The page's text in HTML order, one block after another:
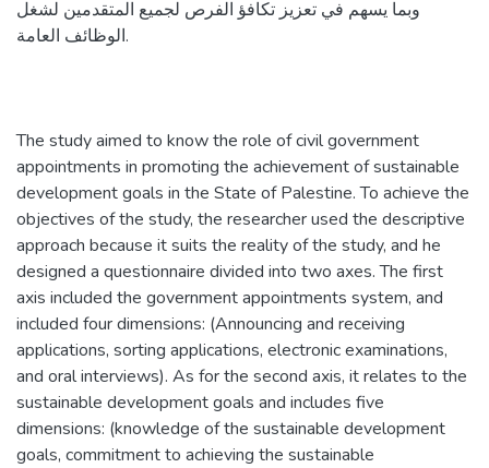
وبما يسهم في تعزيز تكافؤ الفرص لجميع المتقدمين لشغل
الوظائف العامة.
The study aimed to know the role of civil government
appointments in promoting the achievement of sustainable
development goals in the State of Palestine. To achieve the
objectives of the study, the researcher used the descriptive
approach because it suits the reality of the study, and he
designed a questionnaire divided into two axes. The first
axis included the government appointments system, and
included four dimensions: (Announcing and receiving
applications, sorting applications, electronic examinations,
and oral interviews). As for the second axis, it relates to the
sustainable development goals and includes five
dimensions: (knowledge of the sustainable development
goals, commitment to achieving the sustainable